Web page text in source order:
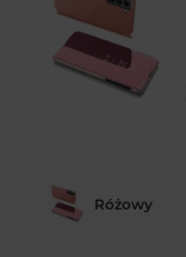
Różowy